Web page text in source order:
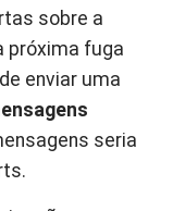
sobre a
próxima fuga
enviar uma
seria